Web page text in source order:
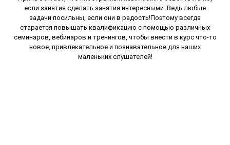
если занятия сделать занятия интересными. Ведь любые
задачи посильны, если они в радость!Поэтому всегда
старается повышать квалификацию с помощью различных
семинаров, вебинаров и тренингов, чтобы внести в курс что-то
новое, привлекательное и познавательное для наших
маленьких слушателей!